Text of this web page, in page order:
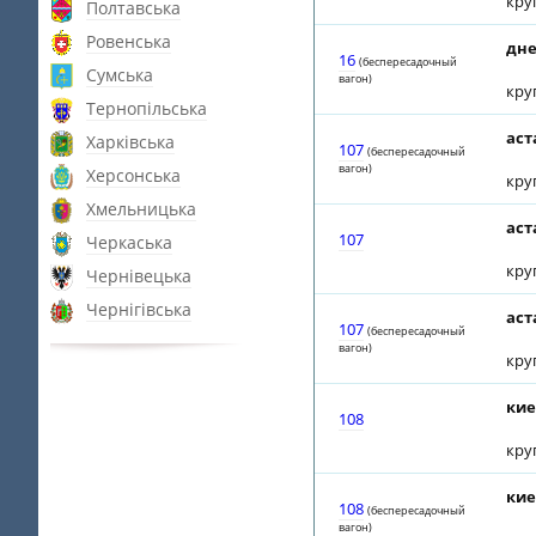
Полтавська
Ровенська
Сумська
Тернопільська
Харківська
Херсонська
Хмельницька
Черкаська
Чернівецька
Чернігівська
16 (беспересадочный
вагон)
107 (беспересадочный
вагон)
107
107 (беспересадочный
вагон)
108
108 (беспересадочный
вагон)